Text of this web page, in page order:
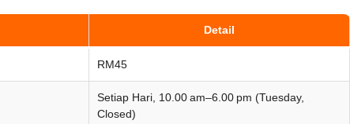
Detail
RM45
Setiap Hari, 10.00 am–6.00 pm (Tuesday,
Closed)